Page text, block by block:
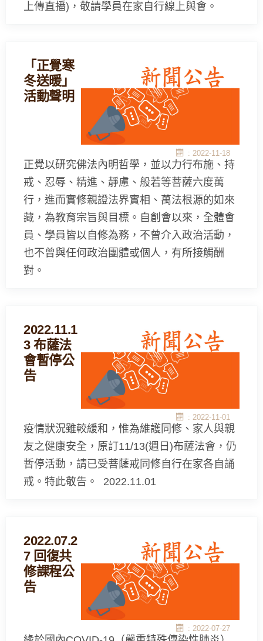
上傳直播)，敬請學員在家自行線上與會。
「正覺寒
冬送暖」
活動聲明
: 2022-11-18
正覺以研究佛法內明哲學，並以力行布施、持
戒、忍辱、精進、靜慮、般若等菩薩六度萬
行，進而實修親證法界實相、萬法根源的如來
藏，為教育宗旨與目標。自創會以來，全體會
員、學員皆以自修為務，不曾介入政治活動，
也不曾與任何政治團體或個人，有所接觸酬
對。
2022.11.1
3 布薩法
會暫停公
告
: 2022-11-01
疫情狀況雖較緩和，惟為維護同修、家人與親
友之健康安全，原訂11/13(週日)布薩法會，仍
暫停活動，請已受菩薩戒同修自行在家各自誦
戒。特此敬告。 2022.11.01
2022.07.2
7 回復共
修課程公
告
: 2022-07-27